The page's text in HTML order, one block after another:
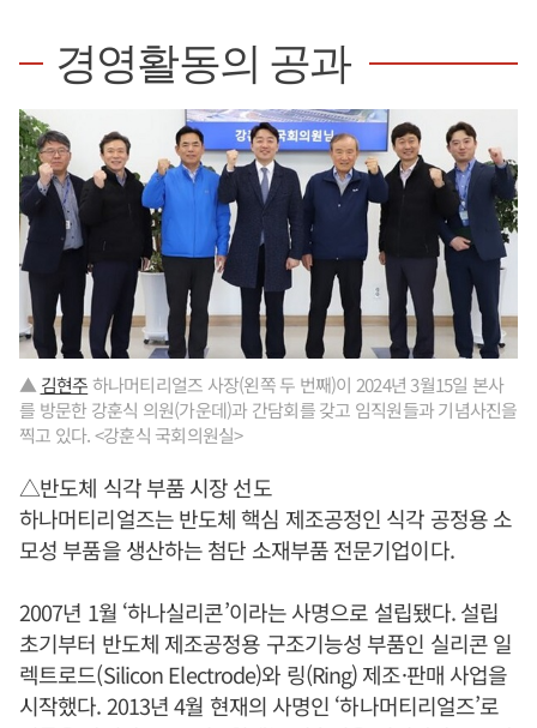
경영활동의 공과
▲ 김현주하나머티리얼즈 사장(왼쪽 두 번째)이 2024년 3월15일 본사
를 방문한 강훈식 의원(가운데)과 간담회를 갖고 임직원들과 기념사진을
찍고 있다. <강훈식 국회의원실>
△반도체 식각 부품 시장 선도
하나머티리얼즈는 반도체 핵심 제조공정인 식각 공정용 소
모성 부품을 생산하는 첨단 소재부품 전문기업이다.
2007년 1월 ‘하나실리콘’이라는 사명으로 설립됐다. 설립
초기부터 반도체 제조공정용 구조기능성 부품인 실리콘 일
렉트로드(Silicon Electrode)와 링(Ring) 제조·판매 사업을
시작했다. 2013년 4월 현재의 사명인 ‘하나머티리얼즈’로